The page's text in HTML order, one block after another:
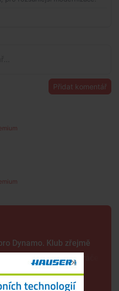
Přidat komentář
Dynamo. Klub zřejmě
pro dva týmy nemá hráče